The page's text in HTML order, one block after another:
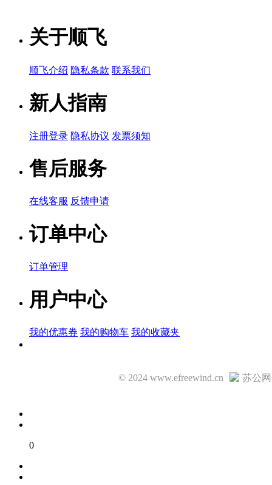
关于顺飞
顺飞介绍 隐私条款 联系我们
新人指南
注册登录 隐私协议 发票须知
售后服务
在线客服 反馈申请
订单中心
订单管理
用户中心
我的优惠券 我的购物车 我的收藏夹
© 2024 www.efreewind.cn 苏公网
0